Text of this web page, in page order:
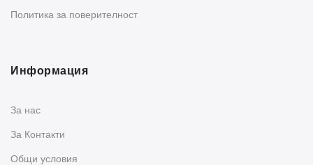
Политика за поверителност
Информация
За нас
За Контакти
Общи условия